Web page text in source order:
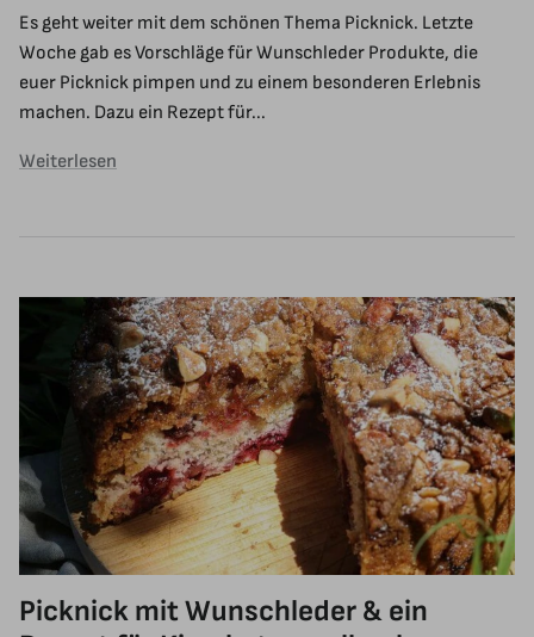
Es geht weiter mit dem schönen Thema Picknick. Letzte
Woche gab es Vorschläge für Wunschleder Produkte, die
euer Picknick pimpen und zu einem besonderen Erlebnis
machen. Dazu ein Rezept für...
Weiterlesen
Picknick mit Wunschleder & ein